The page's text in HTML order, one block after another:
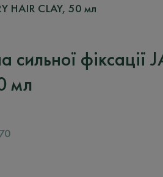
HAIR CLAY, 50 мл
фіксації
мл